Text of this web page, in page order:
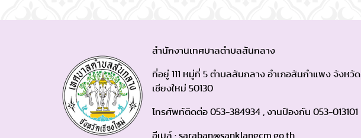
สำนักงานเทศบาลตำบลสันกลาง
ที่อยู่ 111 หมู่ที่ 5 ตำบลสันกลาง อำเภอสันกำแพง จังหวัด
เชียงใหม่ 50130
โทรศัพท์ติดต่อ 053-384934 , งานป้องกัน 053-013101
อีเมล์ : saraban@sanklangcm.go.th